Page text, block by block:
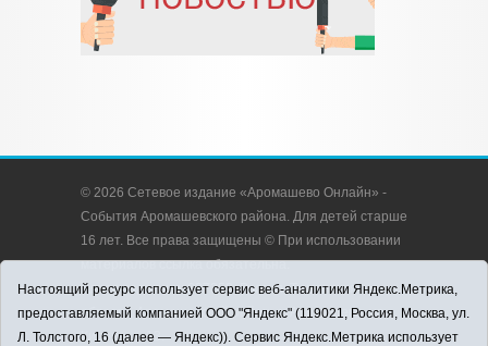
© 2026 Сетевое издание «Аромашево Онлайн» -
События Аромашевского района. Для детей старше
16 лет. Все права защищены © При использовании
материалов ссылка обязательна.
Адрес редакции: 627350, Россия, Тюменская
область, Аромашевский район, с. Аромашево, ул.
Кирова, д. 13.
Настоящий ресурс использует сервис веб-аналитики Яндекс.Метрика,
предоставляемый компанией ООО "Яндекс" (119021, Россия, Москва, ул.
Л. Толстого, 16 (далее — Яндекс)). Сервис Яндекс.Метрика использует